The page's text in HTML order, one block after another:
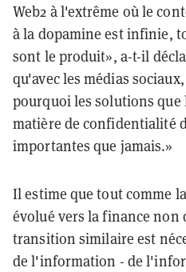
Web2 à l'extrême où le
à la dopamine est infinie,
sont le produit», a-t-il
qu'avec les médias
pourquoi les solutions que
matière de confidentialité
importantes que jamais.»
Il estime que tout comme
évolué vers la finance non
transition similaire est
de l'information - de